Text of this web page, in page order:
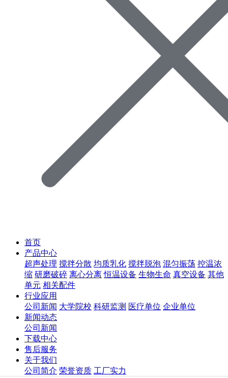
首页
产品中心
超声处理 搅拌分散 均质乳化 搅拌脱泡 混匀振荡 控温浓
缩 研磨破碎 离心分离 恒温设备 生物生命 真空设备 其他
单元 相关配件
行业应用
公司新闻 大学院校 科研监测 医疗单位 企业单位
新闻动态
公司新闻
下载中心
售后服务
关于我们
公司简介 荣誉资质 工厂实力